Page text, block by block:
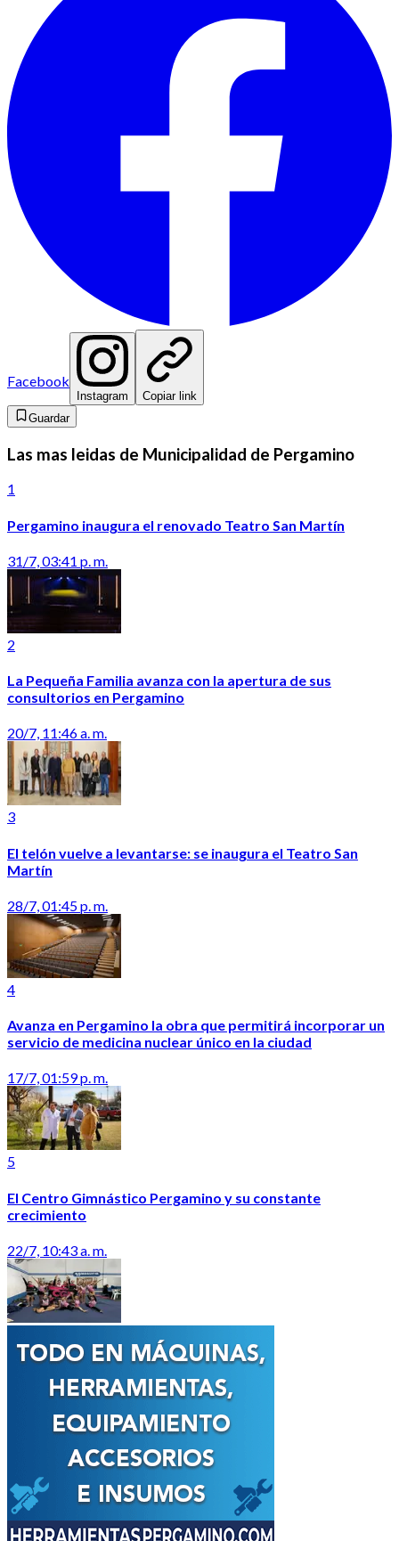
Facebook
Instagram
Copiar link
Guardar
Las mas leidas de Municipalidad de Pergamino
1
Pergamino inaugura el renovado Teatro San Martín
31/7, 03:41 p. m.
2
La Pequeña Familia avanza con la apertura de sus
consultorios en Pergamino
20/7, 11:46 a. m.
3
El telón vuelve a levantarse: se inaugura el Teatro San
Martín
28/7, 01:45 p. m.
4
Avanza en Pergamino la obra que permitirá incorporar un
servicio de medicina nuclear único en la ciudad
17/7, 01:59 p. m.
5
El Centro Gimnástico Pergamino y su constante
crecimiento
22/7, 10:43 a. m.